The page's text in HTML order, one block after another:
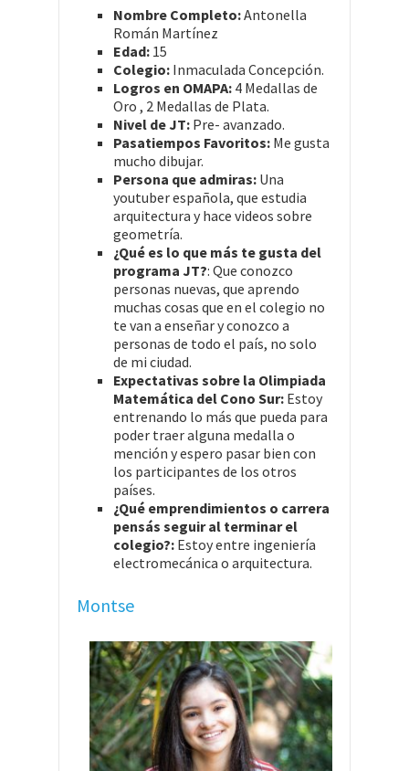
Nombre Completo:Antonella
Román Martínez
Edad: 15
Colegio: Inmaculada Concepción.
Logros en OMAPA: 4 Medallas de
Oro , 2 Medallas de Plata.
Nivel de JT: Pre- avanzado.
Pasatiempos Favoritos: Me gusta
mucho dibujar.
Persona que admiras: Una
youtuber española, que estudia
arquitectura y hace videos sobre
geometría.
¿Qué es lo que más te gusta del
programa JT?: Que conozco
personas nuevas, que aprendo
muchas cosas que en el colegio no
te van a enseñar y conozco a
personas de todo el país, no solo
de mi ciudad.
Expectativas sobre la Olimpiada
Matemática del Cono Sur: Estoy
entrenando lo más que pueda para
poder traer alguna medalla o
mención y espero pasar bien con
los participantes de los otros
países.
¿Qué emprendimientos o carrera
pensás seguir al terminar el
colegio?: Estoy entre ingeniería
electromecánica o arquitectura.
Montse